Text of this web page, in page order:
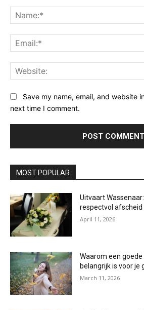
Save my name, email, and website
next time I comment.
MOST POPULAR
Uitvaart
respectvol afscheid
April 11, 2026
Waarom een
belangrijk is voor je
March 11, 2026